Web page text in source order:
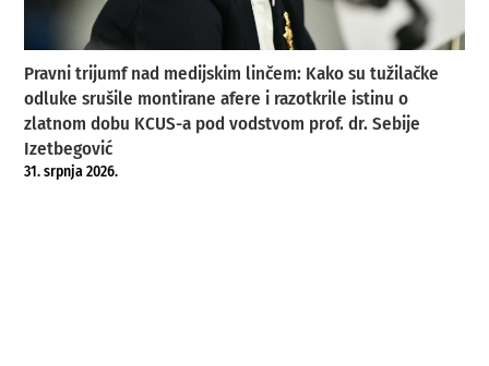
Pravni trijumf nad medijskim linčem: Kako su tužilačke
odluke srušile montirane afere i razotkrile istinu o
zlatnom dobu KCUS-a pod vodstvom prof. dr. Sebije
Izetbegović
31. srpnja 2026.